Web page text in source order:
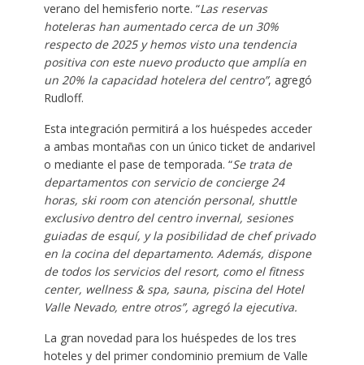
verano del hemisferio norte. “Las reservas
hoteleras han aumentado cerca de un 30%
respecto de 2025 y hemos visto una tendencia
positiva con este nuevo producto que amplía en
un 20% la capacidad hotelera del centro”, agregó
Rudloff.
Esta integración permitirá a los huéspedes acceder
a ambas montañas con un único ticket de andarivel
o mediante el pase de temporada. “Se trata de
departamentos con servicio de concierge 24
horas, ski room con atención personal, shuttle
exclusivo dentro del centro invernal, sesiones
guiadas de esquí, y la posibilidad de chef privado
en la cocina del departamento. Además, dispone
de todos los servicios del resort, como el fitness
center, wellness & spa, sauna, piscina del Hotel
Valle Nevado, entre otros”, agregó la ejecutiva.
La gran novedad para los huéspedes de los tres
hoteles y del primer condominio premium de Valle